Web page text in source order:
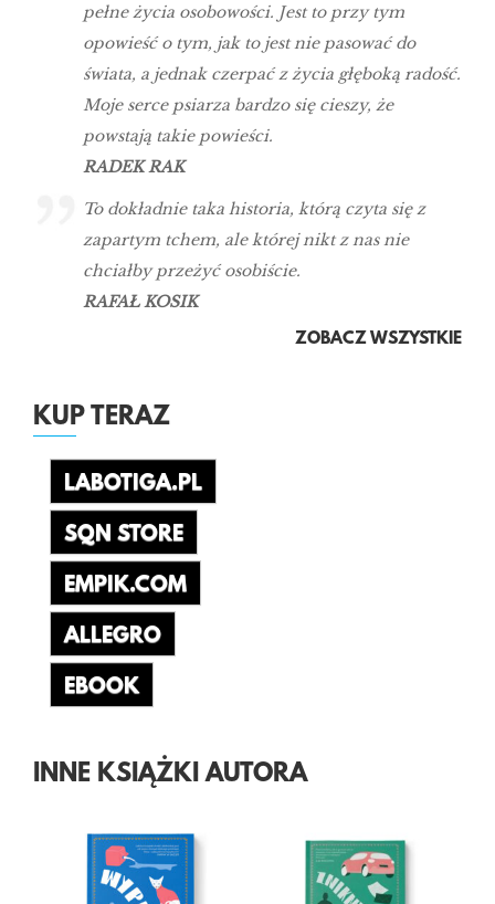
pełne życia osobowości. Jest to przy tym
opowieść o tym, jak to jest nie pasować do
świata, a jednak czerpać z życia głęboką radość.
Moje serce psiarza bardzo się cieszy, że
powstają takie powieści.
RADEK RAK
To dokładnie taka historia, którą czyta się z
zapartym tchem, ale której nikt z nas nie
chciałby przeżyć osobiście.
RAFAŁ KOSIK
ZOBACZ WSZYSTKIE
KUP TERAZ
LABOTIGA.PL
SQN STORE
EMPIK.COM
ALLEGRO
EBOOK
INNE KSIĄŻKI AUTORA